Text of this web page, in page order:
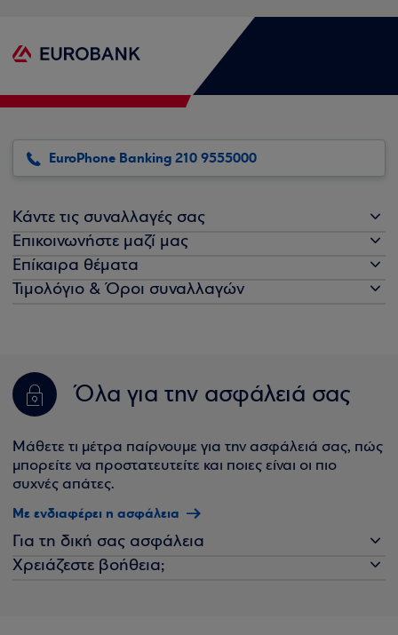
EuroPhone Banking 210 9555000
Κάντε τις συναλλαγές σας
Επικοινωνήστε μαζί μας
Επίκαιρα θέματα
Τιμολόγιο & Όροι συναλλαγών
Όλα για την ασφάλειά σας
Μάθετε τι μέτρα παίρνουμε για την ασφάλειά σας, πώς
μπορείτε να προστατευτείτε και ποιες είναι οι πιο
συχνές απάτες.
Με ενδιαφέρει η ασφάλεια
Για τη δική σας ασφάλεια
Χρειάζεστε βοήθεια;